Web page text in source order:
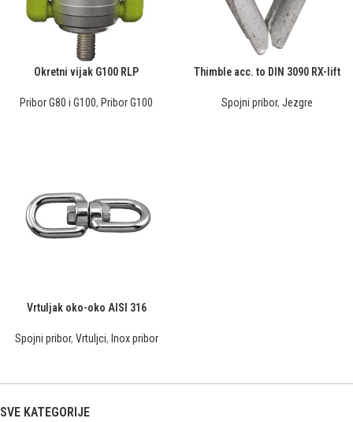
Okretni vijak G100 RLP
Pribor G80 i G100, Pribor G100
Thimble acc. to DIN 3090 RX-lift
Spojni pribor, Jezgre
Vrtuljak oko-oko AISI 316
Spojni pribor, Vrtuljci, Inox pribor
SVE KATEGORIJE